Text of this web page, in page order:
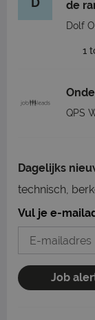
de
Dolf
1
QPS
Dagelijks
technisch,
Vul je e-
Job